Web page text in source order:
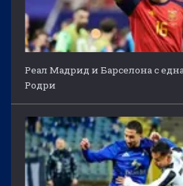
Реал Мадрид и Барселона с
Родри